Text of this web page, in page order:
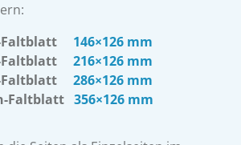
Faltblatt
146×126 mm
Faltblatt
216×126 mm
Faltblatt
286×126 mm
Faltblatt 356×126 mm